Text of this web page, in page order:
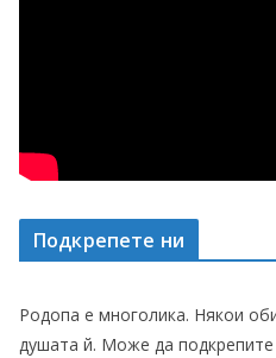
Подкрепете ни
Родопа е многолика. Някои
душата й. Може да